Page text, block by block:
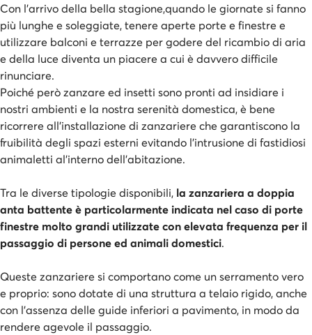
Con l'arrivo della bella stagione,quando le giornate si fanno
più lunghe e soleggiate, tenere aperte porte e finestre e
utilizzare balconi e terrazze per godere del ricambio di aria
e della luce diventa un piacere a cui è davvero difficile
rinunciare.
Poiché però zanzare ed insetti sono pronti ad insidiare i
nostri ambienti e la nostra serenità domestica, è bene
ricorrere all'installazione di zanzariere che garantiscono la
fruibilità degli spazi esterni evitando l'intrusione di fastidiosi
animaletti al'interno dell'abitazione.
Tra le diverse tipologie disponibili, la zanzariera a doppia
anta battente è particolarmente indicata nel caso di porte
finestre molto grandi utilizzate con elevata frequenza per il
passaggio di persone ed animali domestici.
Queste zanzariere si comportano come un serramento vero
e proprio: sono dotate di una struttura a telaio rigido, anche
con l'assenza delle guide inferiori a pavimento, in modo da
rendere agevole il passaggio.